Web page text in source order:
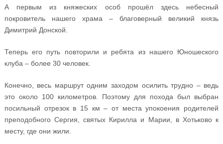
А первым из княжеских особ прошёл здесь небесный
покровитель нашего храма – благоверный великий князь
Димитрий Донской.
Теперь его путь повторили и ребята из нашего Юношеского
клуба – более 30 человек.
Конечно, весь маршрут одним заходом осилить трудно – ведь
это около 100 километров. Поэтому для похода был выбран
посильный отрезок в 15 км – от места упокоения родителей
преподобного Сергия, святых Кирилла и Марии, в Хотьково к
месту, где они жили.